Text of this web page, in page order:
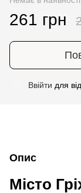
261 грн
Ввійти для
Опис
Місто